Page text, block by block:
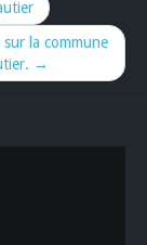
la commune
→